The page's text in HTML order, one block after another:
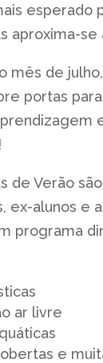
esperado
aproxima-se
mês de
portas
de Verão
ex-alunos e
programa
ar livre
e